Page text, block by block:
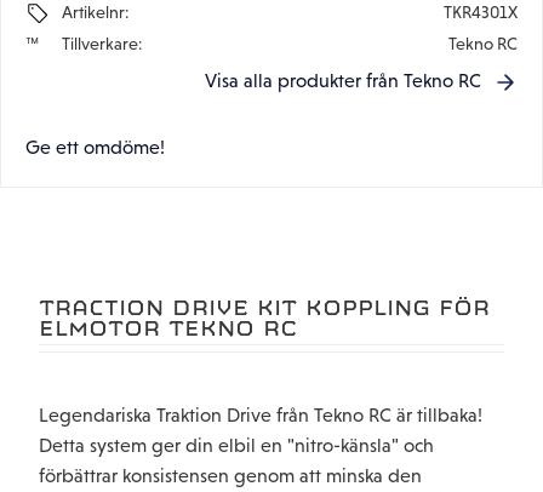
Artikelnr
TKR4301X
Tillverkare
Tekno RC
Visa alla produkter från Tekno RC
Ge ett omdöme!
TRACTION DRIVE KIT KOPPLING FÖR
ELMOTOR TEKNO RC
Legendariska Traktion Drive från Tekno RC är tillbaka!
Detta system ger din elbil en "nitro-känsla" och
förbättrar konsistensen genom att minska den